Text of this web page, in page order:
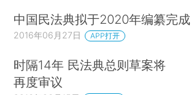
中国民法典拟于2020年编纂完成
2016年06月27日 APP打开
时隔14年 民法典总则草案将
再度审议